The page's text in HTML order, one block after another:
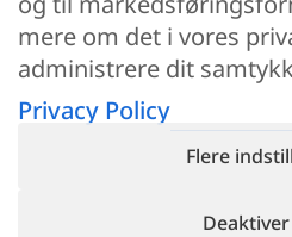
Info@duffyboats.dk
+45 42363600
mere om det i vores
administrere dit
Privacy Policy
Flere